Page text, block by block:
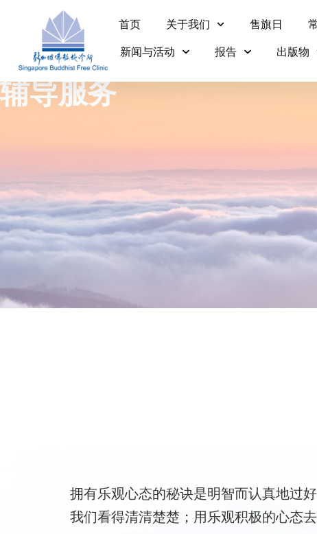
首页 关于我们 售旗日
新闻与活动
报告 出版物
辅导服务
拥有乐观心态的秘诀是明智而认真地过
我们看得清清楚楚；用乐观积极的心态